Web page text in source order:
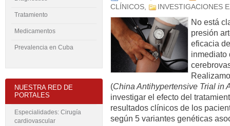
CLÍNICOS, INVESTIGACIONES
No está
presión
eficacia
inmediato
(China Antihypertensive Trial in
investigar el efecto del
resultados clínicos de los
según 5 variantes genéticas
Tratamiento
Medicamentos
Prevalencia en Cuba
NUESTRA RED DE
PORTALES
Especialidades: Cirugía
cardiovascular